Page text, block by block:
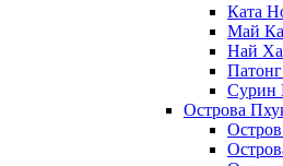
Ката
Май
Най
Сурин
Острова